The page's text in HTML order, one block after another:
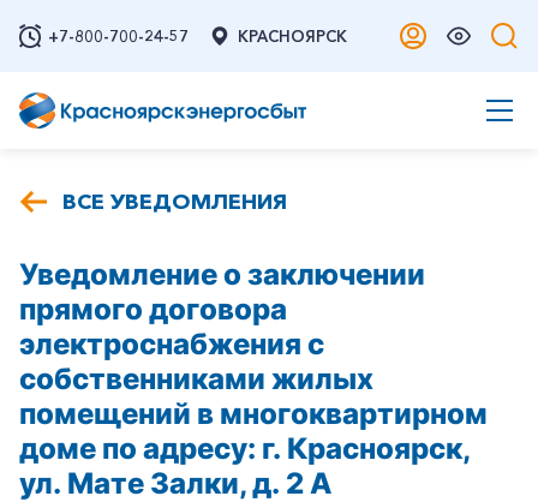
+7-800-700-24-57 КРАСНОЯРСК
ВСЕ УВЕДОМЛЕНИЯ
Уведомление о заключении
прямого договора
электроснабжения с
собственниками жилых
помещений в многоквартирном
доме по адресу: г. Красноярск,
ул. Мате Залки, д. 2 А